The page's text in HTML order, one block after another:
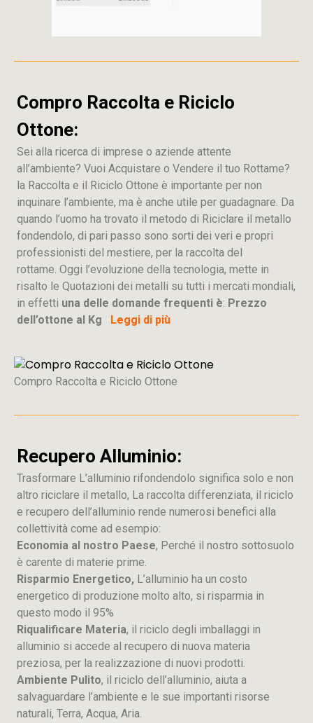
Compro Raccolta e Riciclo
Ottone:
Sei alla ricerca di imprese o aziende attente
all’ambiente? Vuoi Acquistare o Vendere il tuo Rottame?
la Raccolta e il Riciclo Ottone è importante per non
inquinare l’ambiente, ma è anche utile per guadagnare. Da
quando l’uomo ha trovato il metodo di Riciclare il metallo
fondendolo, di pari passo sono sorti dei veri e propri
professionisti del mestiere, per la raccolta del
rottame. Oggi l’evoluzione della tecnologia, mette in
risalto le Quotazioni dei metalli su tutti i mercati mondiali,
in effetti una delle domande frequenti è: Prezzo
dell’ottone al Kg
Leggi di più
Compro Raccolta e Riciclo Ottone
Recupero Alluminio:
Trasformare L’alluminio rifondendolo significa solo e non
altro riciclare il metallo, La raccolta differenziata, il riciclo
e recupero dell’alluminio rende numerosi benefici alla
collettività come ad esempio:
Economia al nostro Paese, Perché il nostro sottosuolo
è carente di materie prime.
Risparmio Energetico, L’alluminio ha un costo
energetico di produzione molto alto, si risparmia in
questo modo il 95%
Riqualificare Materia, il riciclo degli imballaggi in
alluminio si accede al recupero di nuova materia
preziosa, per la realizzazione di nuovi prodotti.
Ambiente Pulito, il riciclo dell’alluminio, aiuta a
salvaguardare l’ambiente e le sue importanti risorse
naturali, Terra, Acqua, Aria.